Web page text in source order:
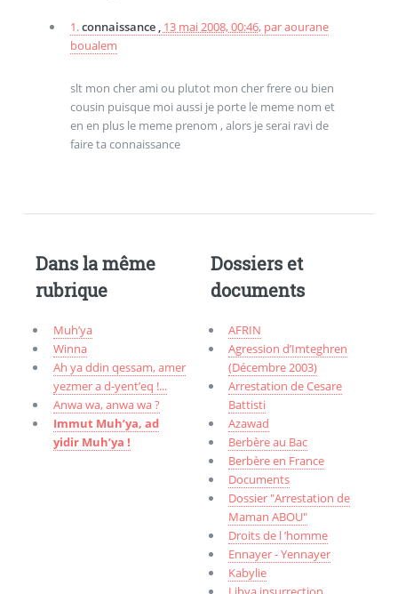
1.connaissance , 13 mai 2008, 00:46, paraourane
boualem
slt mon cher ami ou plutot mon cher frere ou bien
cousin puisque moi aussi je porte le meme nom et
en en plus le meme prenom , alors je serai ravi de
faire ta connaissance
Dans la même
rubrique
Muh’ya
Winna
Ah ya ddin qessam, amer
yezmer a d-yent’eq !...
Anwa wa, anwa wa ?
Immut Muh’ya, ad
yidir Muh’ya !
Dossiers et
documents
AFRIN
Agression d’Imteghren
(Décembre 2003)
Arrestation de Cesare
Battisti
Azawad
Berbère au Bac
Berbère en France
Documents
Dossier "Arrestation de
Maman ABOU"
Droits de l ’homme
Ennayer - Yennayer
Kabylie